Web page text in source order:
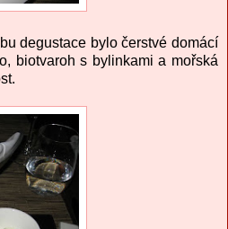
degustace bylo čerstvé domácí
biotvaroh s bylinkami a mořská